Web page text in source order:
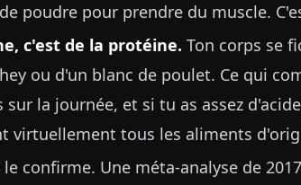
poudre pour prendre du muscle.
c'est de la protéine. Ton corps se
ou d'un blanc de poulet. Ce qui
sur la journée, et si tu as assez
virtuellement tous les aliments
le confirme. Une méta-analyse de